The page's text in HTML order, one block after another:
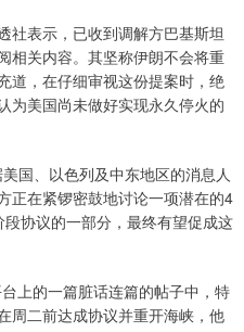
表示，已收到调解方巴基斯坦
相关内容。其坚称伊朗不会将重
道，在仔细审视这份提案时，绝
为美国尚未做好实现永久停火的
、以色列及中东地区的消息人
正在紧锣密鼓地讨论一项潜在的4
协议的一部分，最终有望促成这
的一篇脏话连篇的帖子中，特
周二前达成协议并重开海峡，他